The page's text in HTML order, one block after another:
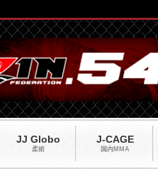
JJ Globo
柔術
J-CAGE
国内MMA